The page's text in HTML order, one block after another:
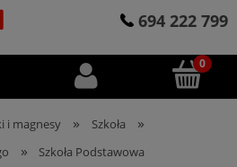
694 222 799
i magnesy » Szkoła »
» Szkoła Podstawowa